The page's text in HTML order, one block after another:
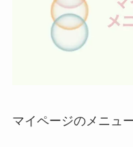
マイページのメニュ